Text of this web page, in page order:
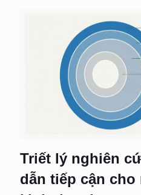
Triết lý nghiên
dẫn tiếp cận